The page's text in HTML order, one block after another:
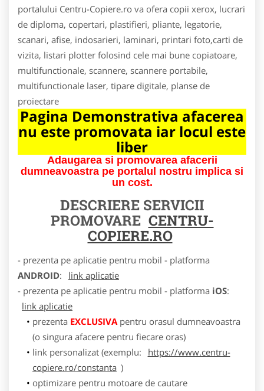
portalului Centru-Copiere.ro va ofera copii xerox, lucrari
de diploma, copertari, plastifieri, pliante, legatorie,
scanari, afise, indosarieri, laminari, printari foto,carti de
vizita, listari plotter folosind cele mai bune copiatoare,
multifunctionale, scannere, scannere portabile,
multifunctionale laser, tipare digitale, planse de
proiectare
Pagina Demonstrativa afacerea
nu este promovata iar locul este
liber
Adaugarea si promovarea afacerii
dumneavoastra pe portalul nostru implica si
un cost.
DESCRIERE SERVICII
PROMOVARE CENTRU-
COPIERE.RO
- prezenta pe aplicatie pentru mobil - platforma
ANDROID:
link aplicatie
- prezenta pe aplicatie pentru mobil - platforma iOS:
link aplicatie
prezenta EXCLUSIVApentru orasul dumneavoastra
(o singura afacere pentru fiecare oras)
link personalizat (exemplu:
https://www.centru-
copiere.ro/constanta )
optimizare pentru motoare de cautare